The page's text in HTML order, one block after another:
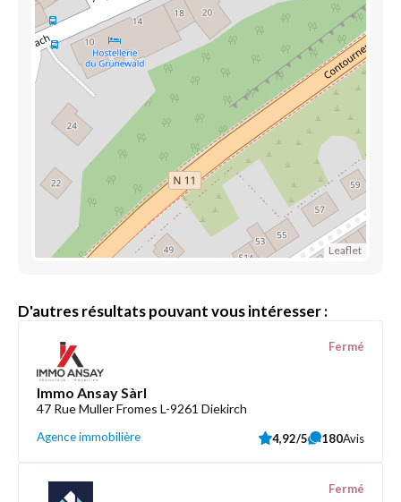
Leaflet
D'autres résultats pouvant vous intéresser :
Immo Ansay Sàrl
47 Rue Muller Fromes L-9261 Diekirch
Agence immobilière
Fermé
4,92/5 180Avis
Fermé